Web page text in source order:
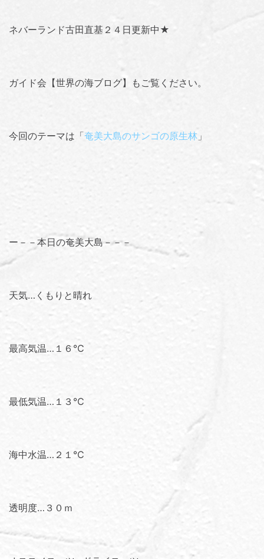
ネバーランド古田直基２４日更新中★
ガイド会【世界の海ブログ】 もご覧ください。
今回のテーマは「奄美大島のサンゴの原生林 」
ー－－本日の奄美大島－－－
天気…くもりと晴れ
最高気温…１６℃
最低気温…１３℃
海中水温…２１℃
透明度…３０ｍ